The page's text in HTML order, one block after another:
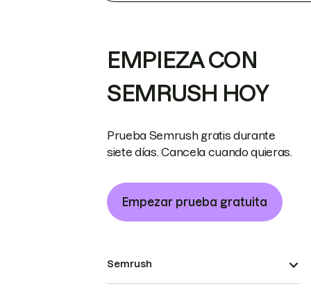
EMPIEZA CON
SEMRUSH HOY
Prueba Semrush gratis durante
siete días. Cancela cuando quieras.
Empezar prueba gratuita
Semrush